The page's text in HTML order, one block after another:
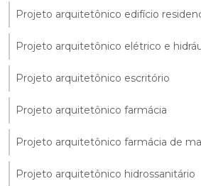
Projeto arquitetônico edifício
Projeto arquitetônico elétrico e
Projeto arquitetônico escritório
Projeto arquitetônico farmácia
Projeto arquitetônico farmácia de
Projeto arquitetônico hidrossanitário